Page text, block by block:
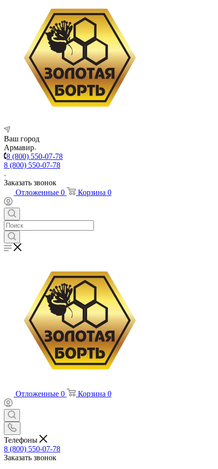
Ваш город
Армавир
8 (800) 550-07-78
8 (800) 550-07-78
Заказать звонок
Отложенные 0 Корзина 0
Отложенные 0 Корзина 0
Телефоны
8 (800) 550-07-78
Заказать звонок